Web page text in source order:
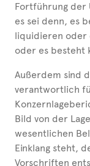
Fortführung der
es sei denn, es
liquidieren oder
oder es besteht
Außerdem sind
verantwortlich
Bild von der
wesentlichen
Einklang steht,
Vorschriften